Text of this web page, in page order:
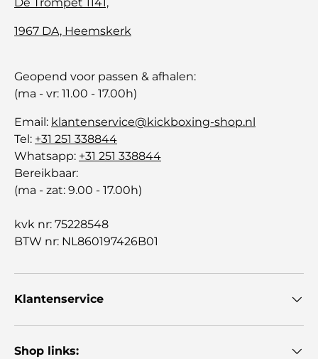
1967 DA, Heemskerk
Geopend voor passen & afhalen:
(ma - vr: 11.00 - 17.00h)
Email: klantenservice@kickboxing-shop.nl
Tel: +31 251 338844
Whatsapp: +31 251 338844
Bereikbaar:
(ma - zat: 9.00 - 17.00h)
kvk nr: 75228548
BTW nr: NL860197426B01
Klantenservice
Shop links: